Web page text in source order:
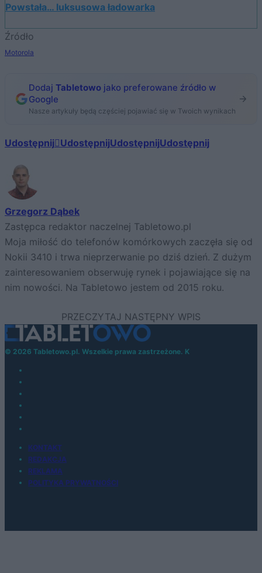
Powstała… luksusowa ładowarka
Źródło
Motorola
Dodaj Tabletowo jako preferowane źródło w
Google
Nasze artykuły będą częściej pojawiać się w Twoich wynikach
Udostępnij UdostępnijUdostępnijUdostępnij
Grzegorz Dąbek
Zastępca redaktor naczelnej Tabletowo.pl
Moja miłość do telefonów komórkowych zaczęła się od
Nokii 3410 i trwa nieprzerwanie po dziś dzień. Z dużym
zainteresowaniem obserwuję rynek i pojawiające się na
nim nowości. Na Tabletowo jestem od 2015 roku.
© 2026 Tabletowo.pl. Wszelkie prawa zastrzeżone. K
KONTAKT
REDAKCJA
REKLAMA
POLITYKA PRYWATNOŚCI